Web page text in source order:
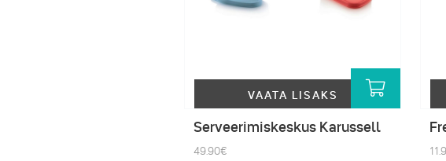
VAATA LISAKS
Serveerimiskeskus Karussell
49.90€